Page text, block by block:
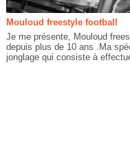
Mouloud freestyle football
Je me présente, Mouloud
depuis plus de 10 ans .Ma
jonglage qui consiste à